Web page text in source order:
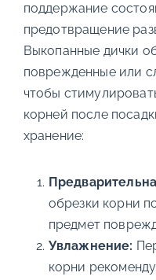
поддержание
предотвращение
Выкопанные дички
поврежденные или
чтобы
корней после
хранение:
обрезки корни
предмет
Увлажнение:
корни